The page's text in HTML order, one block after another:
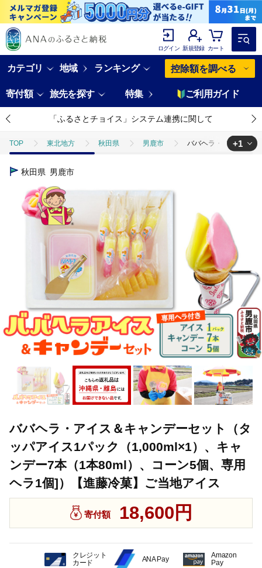
ログイン 新規登録 カート
カテゴリ 地域 ランキング 控除額を調べる
寄付額 旅先を探す 特集 ご利用ガイド
「ふるさとチョイス」システム連携に関して
TOP 東北地方 秋田県 男鹿市 ババヘラ・アイス＆キ
TOP
+1
秋田県 男鹿市
ババヘラ・アイス＆キャンデーセット（タ
ッパアイス1パック（1,000ml×1）、キャ
ンデー7本（1本80ml）、コーン5個、専用
ヘラ1個]）【進藤冷菓】ご当地アイス
寄付額 18,600円
クレジット
カード
ANA Pay
Amazon
Pay